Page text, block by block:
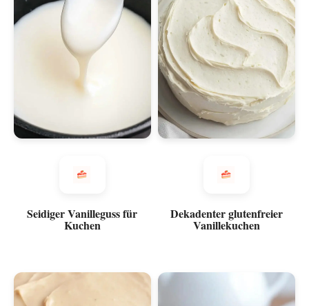
Seidiger Vanilleguss für
Kuchen
Dekadenter glutenfreier
Vanillekuchen